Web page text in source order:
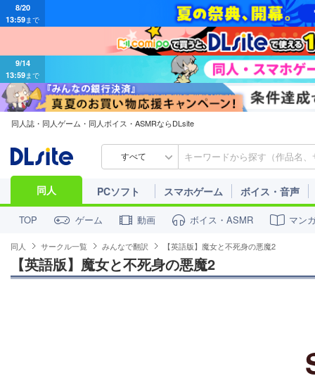
13:59まで
9/14
13:59まで
同人誌・同人ゲーム・同人ボイス・ASMRならDLsite
すべて
同人 PCソフト スマホゲーム ボイス・音声
TOP ゲーム 動画 ボイス・ASMR マン
同人 サークル一覧 みんなで翻訳 【英語版】魔女と不死身の悪魔2
【英語版】魔女と不死身の悪魔2